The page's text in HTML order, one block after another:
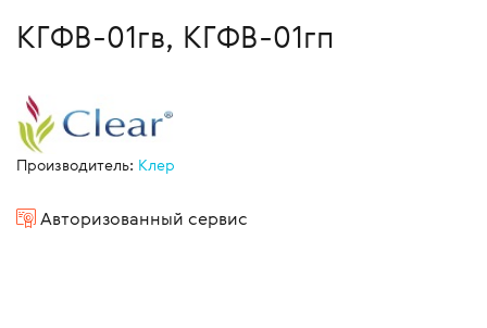
КГФВ-01гв, КГФВ-01гп
Производитель: Клер
Авторизованный сервис